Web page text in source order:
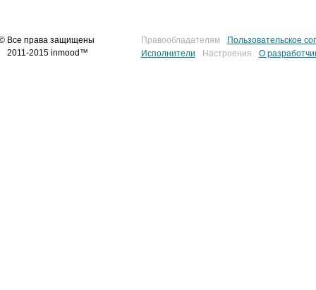
Все права защищены
2011-2015 inmood™
Правообладателям
Пользовательское
Исполнители
Настроения О